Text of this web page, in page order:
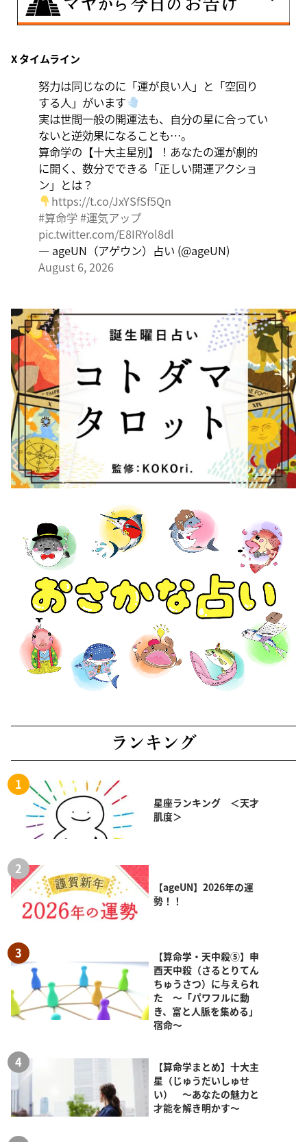
興味のある分野で、熟練を志す日。なんとなくではな
す。
X タイムライン
努力は同じなのに「運が良い人」と「空回り
する人」がいます
実は世間一般の開運法も、自分の星に合ってい
ないと逆効果になることも…。
算命学の【十大主星別】！あなたの運が劇的
に開く、数分でできる「正しい開運アクショ
ン」とは？
https://t.co/JxYSfSf5Qn
#算命学#運気アップ
pic.twitter.com/E8IRYol8dl
— ageUN（アゲウン）占い (@ageUN)
August 6, 2026
ランキング
星座ランキング ＜天才
肌度＞
【ageUN】2026年の運
勢！！
【算命学・天中殺⑤】申
酉天中殺（さるとりてん
ちゅうさつ）に与えられ
た ～「パワフルに動
き、富と人脈を集める」
宿命～
【算命学まとめ】十大主
星（じゅうだいしゅせ
い） ～あなたの魅力と
才能を解き明かす～